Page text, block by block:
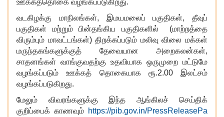
ஊக்கத்தொகை வழங்கப்படுகிறது.
வடகிழக்கு மாநிலங்கள், இமயமலைப் பகுதிகள், தீவுப்
பகுதிகள் மற்றும் பின்தங்கிய பகுதிகளில் (மாற்றத்தை
விரும்பும் மாவட்டங்கள்) திறக்கப்படும் மலிவு விலை மக்கள்
மருந்தகங்களுக்குத் தேவையான அறைகலன்கள்,
சாதனங்கள் வாங்குவதற்கு உதவியாக ஒருமுறை மட்டுமே
வழங்கப்படும் ஊக்கத் தொகையாக ரூ.2.00 இலட்சம்
வழங்கப்படுகிறது.
மேலும் விவரங்களுக்கு இந்த ஆங்கிலச் செய்திக்
குறிப்பைக் காணவும் https://pib.gov.in/PressReleasePa